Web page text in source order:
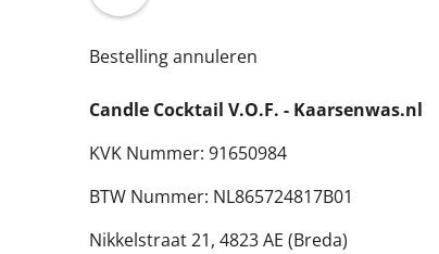
Bestelling annuleren
Candle Cocktail V.O.F. - Kaarsenwas.nl
KVK Nummer: 91650984
BTW Nummer: NL865724817B01
Nikkelstraat 21, 4823 AE (Breda)